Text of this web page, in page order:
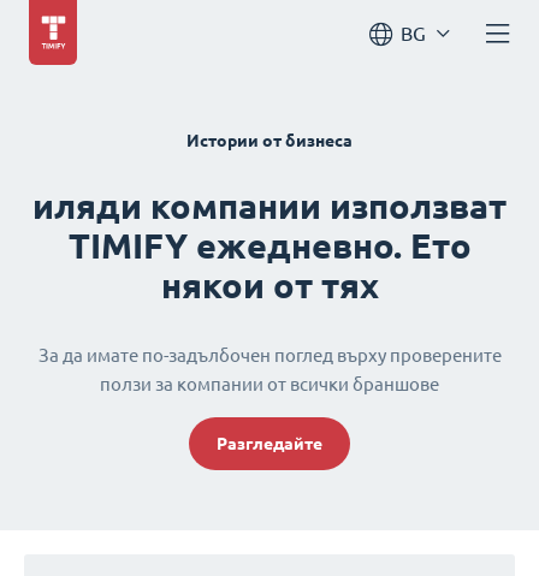
BG
Истории от бизнеса
иляди компании използват
TIMIFY ежедневно. Ето
някои от тях
За да имате по-задълбочен поглед върху проверените
ползи за компании от всички браншове
Разгледайте